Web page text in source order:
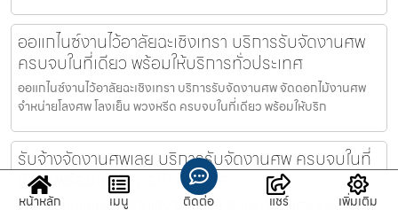
ออแกไนซ์งานไว้อาลัยฉะเชิงเทรา บริการรับจัดงานศพ
ครบจบในที่เดียว พร้อมให้บริการทั่วประเทศ
ออแกไนซ์งานไว้อาลัยฉะเชิงเทรา บริการรับจัดงานศพ จัดดอกไม้งานศพ
จำหน่ายโลงศพ โลงเย็น พวงหรีด ครบจบในที่เดียว พร้อมให้บริก
รับจ้างจัดงานศพเลย บริการรับจัดงานศพ ครบจบในที่
เดียว พร้อมให้บริการทั่วประเทศ
รับจ้างจัดงานศพเลย บริการรับจัดงานศพ จัดดอกไม้งานศพ จำหน่ายโลง
หน้าหลัก เมนู ติดต่อ แชร์ เพิ่มเติม